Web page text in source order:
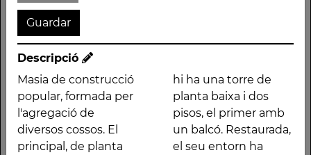
Descripció
Masia de construcció
popular, formada per
l'agregació de
diversos cossos. El
principal, de planta
hi ha una torre de
planta baixa i dos
pisos, el primer amb
un balcó. Restaurada,
el seu entorn ha
porta d'arc de mig
punt. Adossada hi ha
una torre de planta
mitgeres i defineix la
Altres traces